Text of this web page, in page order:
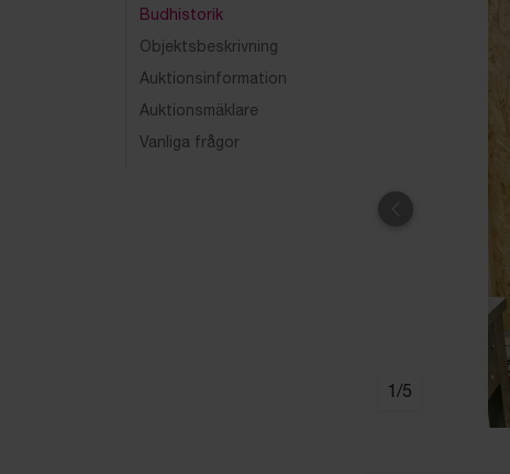
Budhistorik
Objektsbeskrivning
Auktionsinformation
Auktionsmäklare
Vanliga frågor
Föregående
1 /5